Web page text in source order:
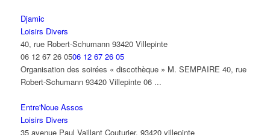
Djamic
Loisirs Divers
40, rue Robert-Schumann 93420 Villepinte
06 12 67 26 0506 12 67 26 05
Organisation des soirées « discothèque » M. SEMPAIRE 40, rue
Robert-Schumann 93420 Villepinte 06 ...
Entre'Noue Assos
Loisirs Divers
35 avenue Paul Vaillant Couturier, 93420 villepinte